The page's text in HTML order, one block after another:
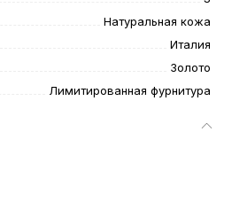
Натуральная кожа
Италия
Золото
Лимитированная фурнитура